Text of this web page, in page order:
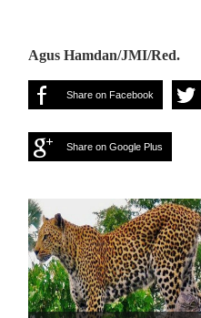
Agus Hamdan/JMI/Red.
Share on Facebook
Share on Google Plus